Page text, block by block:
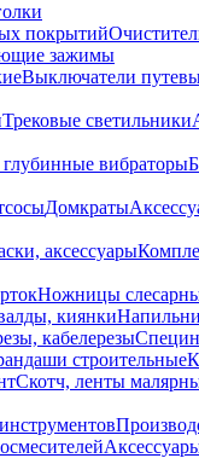
покрытий
зажимы
Выключатели
Трековые светильники
вибраторы
Домкраты
аксессуары
Ножницы
киянки
кабелерезы
строительные
Скотч, ленты